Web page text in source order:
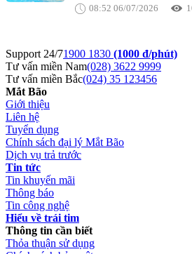
08:52 06/07/2026
Support 24/71900 1830 (1000 đ/phút)
Tư vấn miền Nam(028) 3622 9999
Tư vấn miền Bắc(024) 35 123456
Mắt Bão
Giới thiệu
Liên hệ
Tuyển dụng
Chính sách đại lý Mắt Bão
Dịch vụ trả trước
Tin tức
Tin khuyến mãi
Thông báo
Tin công nghệ
Hiểu về trái tim
Thông tin cần biết
Thỏa thuận sử dụng